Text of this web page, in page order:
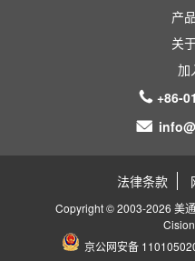
产
关
加
+86-
法律条款
Copyright © 2003-2026 美
Cision
京公网安备